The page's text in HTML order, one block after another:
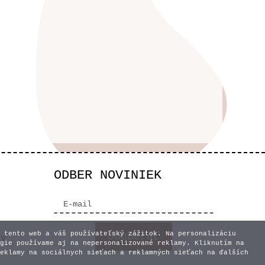
ODBER NOVINIEK
tento web a váš používateľský zážitok. Na personalizáciu
používame aj na nepersonalizované reklamy. Kliknutím na
na sociálnych sieťach a reklamných sieťach na ďalších